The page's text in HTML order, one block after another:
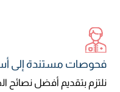
فحوصات مستندة إلى
نلتزم بتقديم أفضل نصائح